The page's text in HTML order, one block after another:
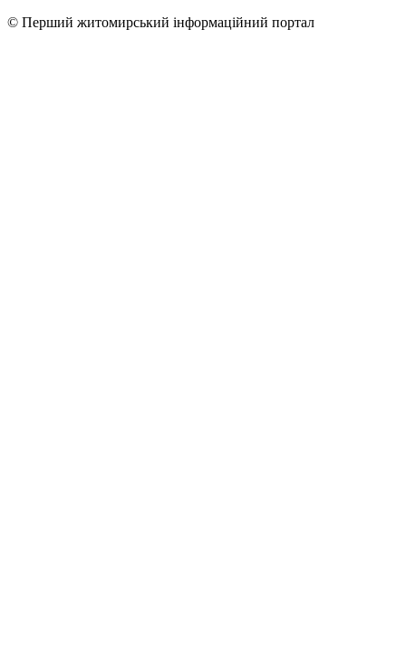
© Перший житомирський інформаційний портал